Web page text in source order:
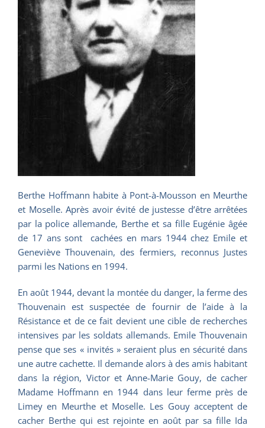
Berthe Hoffmann habite à Pont-à-Mousson en Meurthe
et Moselle. Après avoir évité de justesse d’être arrêtées
par la police allemande, Berthe et sa fille Eugénie âgée
de 17 ans sont cachées en mars 1944 chez Emile et
Geneviève Thouvenain, des fermiers, reconnus Justes
parmi les Nations en 1994.
En août 1944, devant la montée du danger, la ferme des
Thouvenain est suspectée de fournir de l’aide à la
Résistance et de ce fait devient une cible de recherches
intensives par les soldats allemands. Emile Thouvenain
pense que ses « invités » seraient plus en sécurité dans
une autre cachette. Il demande alors à des amis habitant
dans la région, Victor et Anne-Marie Gouy, de cacher
Madame Hoffmann en 1944 dans leur ferme près de
Limey en Meurthe et Moselle. Les Gouy acceptent de
cacher Berthe qui est rejointe en août par sa fille Ida